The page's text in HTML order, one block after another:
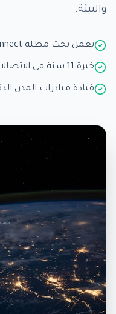
والبيئة.
تعمل تحت مظلة VIA Connect
خبرة 11 سنة في الاتصالات وIoT
قيادة مبادرات المدن